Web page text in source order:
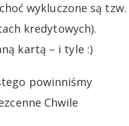
wykluczone są tzw.
kredytowych).
kartą – i tyle :)
powinniśmy
Chwile